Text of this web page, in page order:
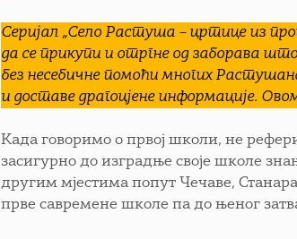
Серијал „Село Растушa – цртице из
да се прикупи и отргне од заборава
без несебичне помоћи многих
и доставе драгоцјене информације.
Када говоримо о првој школи, не
засигурно до изградње своје школе
другим мјестима попут Чечаве,
прве савремене школе па до њеног